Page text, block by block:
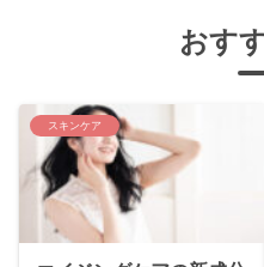
おす
スキンケア